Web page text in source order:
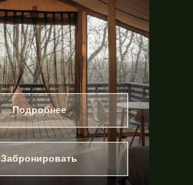
Забронировать
Подробнее